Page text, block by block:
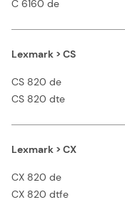
C 6160 de
Lexmark > CS
CS 820 de
CS 820 dte
Lexmark > CX
CX 820 de
CX 820 dtfe